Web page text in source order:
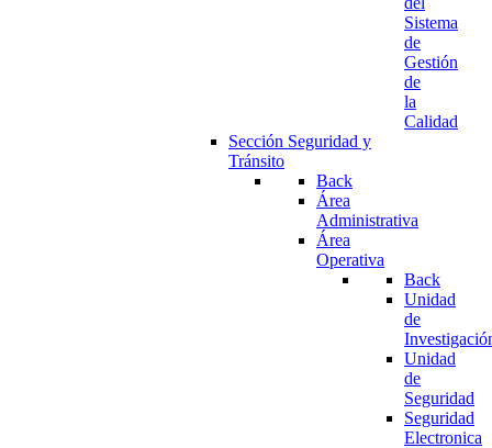
Sistema
de
Gestión
de
la
Calidad
Sección Seguridad y
Tránsito
Back
Área
Administrativa
Área
Operativa
Back
Unidad
de
Unidad
de
Seguridad
Seguridad
Electronica